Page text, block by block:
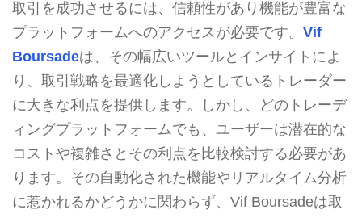
取引を成功させるには、信頼性があり機能が豊富な
プラットフォームへのアクセスが必要です。 Vif
Boursadeは、その幅広いツールとインサイトによ
り、取引戦略を最適化しようとしているトレーダー
に大きな利点を提供します。しかし、どのトレーデ
ィングプラットフォームでも、ユーザーは潜在的な
コストや複雑さとその利点を比較検討する必要があ
ります。その自動化された機能やリアルタイム分析
に惹かれるかどうかに関わらず、Vif Boursadeは取